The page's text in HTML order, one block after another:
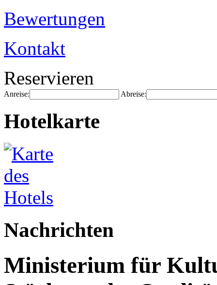
Bewertungen
Kontakt
Reservieren
Anreise: Abreise:
Hotelkarte
Nachrichten
Ministerium für